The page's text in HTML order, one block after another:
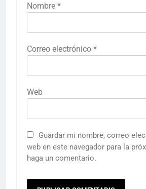
Nombre *
Correo electrónico *
Web
Guardar mi nombre, correo
web en este navegador para la
haga un comentario.